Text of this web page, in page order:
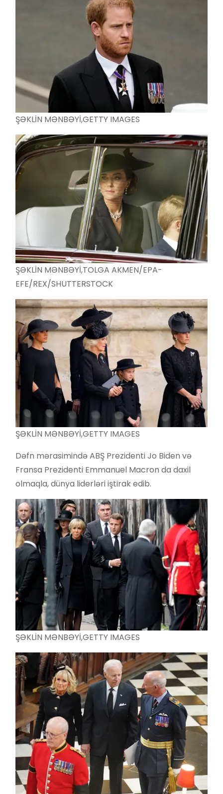
ŞƏKLİN MƏNBƏYİ,GETTY IMAGES
ŞƏKLİN MƏNBƏYİ,TOLGA AKMEN/EPA-
EFE/REX/SHUTTERSTOCK
ŞƏKLİN MƏNBƏYİ,GETTY IMAGES
Dəfn mərasimində ABŞ Prezidenti Jo Biden və
Fransa Prezidenti Emmanuel Macron da daxil
olmaqla, dünya liderləri iştirak edib.
ŞƏKLİN MƏNBƏYİ,GETTY IMAGES